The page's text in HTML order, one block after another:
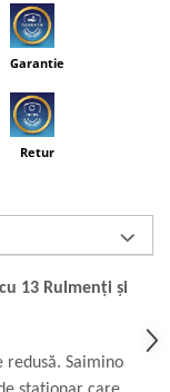
Garantie
Retur
13 Rulmenți și
Saimino